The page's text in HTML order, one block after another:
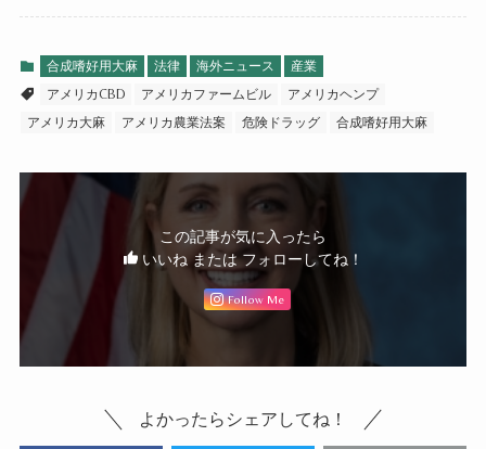
合成嗜好用大麻 法律 海外ニュース
産業
アメリカCBD
アメリカファームビル
アメリカヘンプ
アメリカ大麻
アメリカ農業法案 危険ドラッグ 合成嗜好用大麻
この記事が気に入ったら
いいね または フォローしてね！
Follow Me
よかったらシェアしてね！